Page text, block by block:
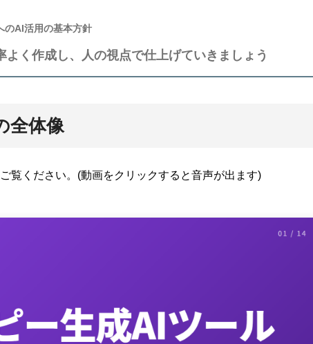
のAI活用の基本方針
く作成し、人の視点で仕上げていきましょう
全体像
覧ください。(動画をクリックすると音声が出ます)